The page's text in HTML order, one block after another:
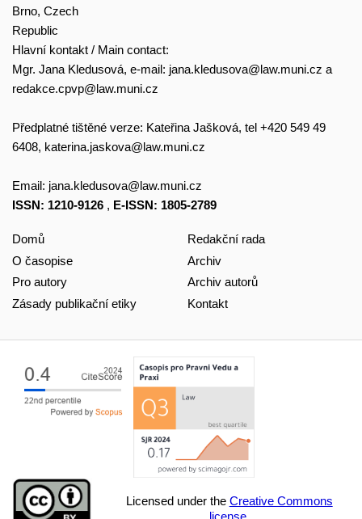
Brno, Czech
Republic
Hlavní kontakt / Main contact:
Mgr. Jana Kledusová, e-mail: jana.kledusova@law.muni.cz a
redakce.cpvp@law.muni.cz
Předplatné tištěné verze: Kateřina Jašková, tel +420 549 49
6408, katerina.jaskova@law.muni.cz
Email: jana.kledusova@law.muni.cz
ISSN: 1210-9126 , E-ISSN: 1805-2789
Domů
O časopise
Pro autory
Zásady publikační etiky
Redakční rada
Archiv
Archiv autorů
Kontakt
Licensed under the Creative Commons
license.